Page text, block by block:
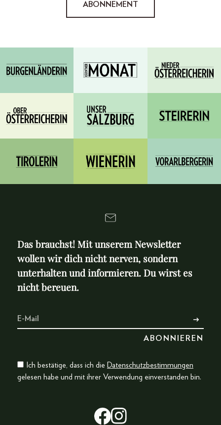
ABONNEMENT
Das brauchst! Mit unserem Newsletter
wollen wir dich nicht nerven, sondern
unterhalten und informieren. Du wirst es
nicht bereuen.
Ich bestätige, dass ich die Datenschutzbestimmungen
gelesen habe und mit ihrer Verwendung einverstanden bin.